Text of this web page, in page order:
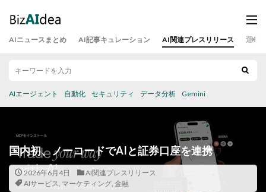
AIニュースまとめ AI記事キュレーション AI関連プレスリリース 運営
AIエージェント 自動化 セキュリティ データ分析 Gemini
国内初、ノーコードでAIと証券口座を連携
2026年6月4日
AI関連プレスリリース
AIサービス , マーケティング, 金融